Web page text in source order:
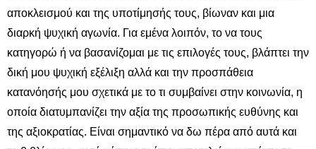
αποκλεισμού και της υποτίμησής τους, βίωναν και μια
διαρκή ψυχική αγωνία. Για εμένα λοιπόν, το να τους
κατηγορώ ή να βασανίζομαι με τις επιλογές τους, βλάπτει την
δική μου ψυχική εξέλιξη αλλά και την προσπάθεια
κατανόησής μου σχετικά με το τι συμβαίνει στην κοινωνία, η
οποία διατυμπανίζει την αξία της προσωπικής ευθύνης και
της αξιοκρατίας. Είναι σημαντικό να δω πέρα από αυτά και